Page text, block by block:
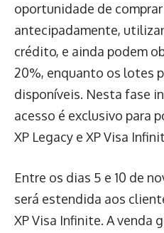
oportunidade de
antecipadamente,
crédito, e ainda podem
20%, enquanto os lotes
disponíveis. Nesta fase
acesso é exclusivo para
XP Legacy e XP Visa
Entre os dias 5 e 10 de
será estendida aos
XP Visa Infinite. A venda